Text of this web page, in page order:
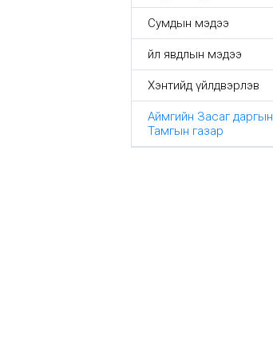
Сумдын мэдээ
Үйл явдлын мэдээ
Хэнтийд үйлдвэрлэв
Аймгийн Засаг даргын
Тамгын газар